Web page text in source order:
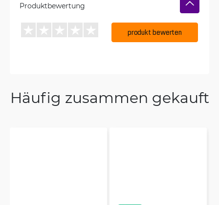
Produktbewertung
produkt bewerten
Häufig zusammen gekauft